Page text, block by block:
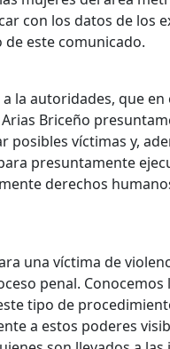
con los datos de los
este comunicado.
la autoridades, que
Briceño
víctimas y,
presuntamente
derechos
una víctima de
penal.
tipo de
a estos poderes